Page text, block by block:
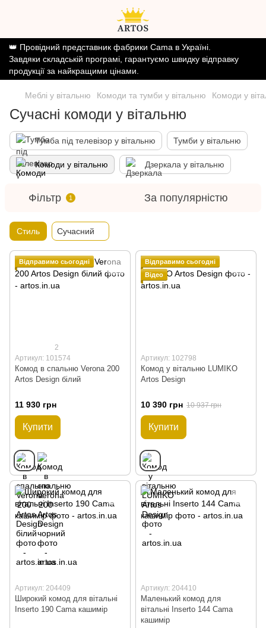
👑 Провідний представник фабрики Cama в Україні.
Завдяки складській програмі, гарантуємо швидку відправку
продукції за найкращими цінами.
Меблі у вітальню Комоди та тумби у вітальню Комоди у
Сучасні комоди у вітальню
Тумба під телевізор у вітальню Тумби у вітальню
Комоди у вітальню Дзеркала у вітальню
Фільтр 1 За популярністю
Стиль Сучасний
Відправимо сьогодні
2
Артикул: 101574
Комод в спальню Verona 200
Artos Design білий
11 930 грн
Купити
Відправимо сьогодні
Відео
Артикул: 102798
Комод у вітальню LUMIKO
Artos Design
10 390 грн 10 937 грн
Купити
Артикул: 204409
Широкий комод для вітальні
Inserto 190 Cama кашимір
Артикул: 204410
Маленький комод для
вітальні Inserto 144 Cama
кашимір